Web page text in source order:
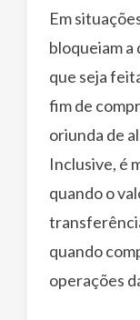
Em
bloqueiam a
que seja
fim de
oriunda de
Inclusive, é
quando o
quando
operações